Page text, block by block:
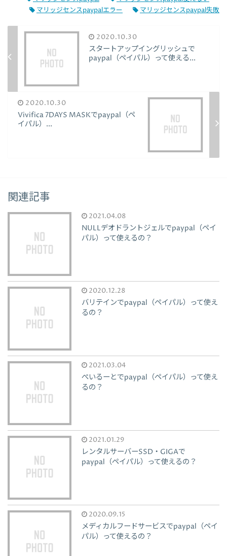
マリッジセンスpaypalエラー
マリッジセンスpaypal失敗
2020.10.30
スタートアップイングリッシュで
paypal（ペイパル）って使える...
2020.10.30
Vivifica 7DAYS MASKでpaypal（ペ
イパル）...
関連記事
2021.04.08
NULLデオドラントジェルでpaypal（ペイ
パル）って使えるの？
2020.12.28
バリテインでpaypal（ペイパル）って使え
るの？
2021.03.04
ぺいるーとでpaypal（ペイパル）って使え
るの？
2021.01.29
レンタルサーバーSSD・GIGAで
paypal（ペイパル）って使えるの？
2020.09.15
メディカルフードサービスでpaypal（ペイ
パル）って使えるの？